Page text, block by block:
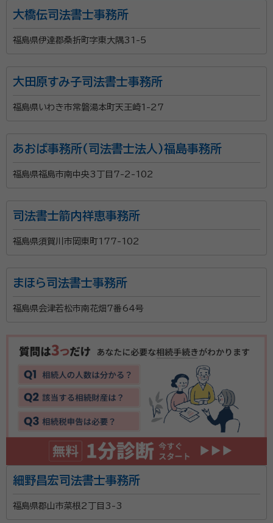
大橋伝司法書士事務所
福島県伊達郡桑折町字東大隅31-5
大田原すみ子司法書士事務所
福島県いわき市常磐湯本町天王崎1-27
あおば事務所(司法書士法人)福島事務所
福島県福島市南中央3丁目7-2-102
司法書士箭内祥恵事務所
福島県須賀川市岡東町177-102
まほら司法書士事務所
福島県会津若松市南花畑7番64号
細野昌宏司法書士事務所
福島県郡山市菜根2丁目3-3